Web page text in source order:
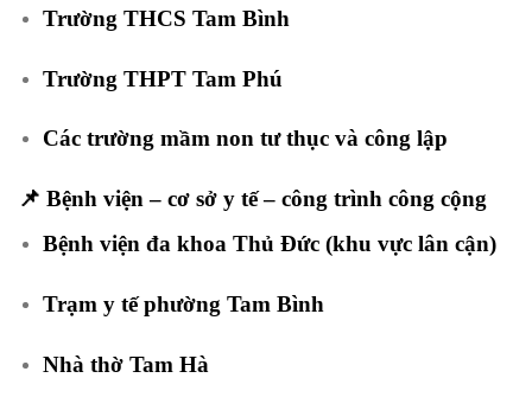
Trường THCS Tam Bình
Trường THPT Tam Phú
Các trường mầm non tư thục và công lập
📌 Bệnh viện – cơ sở y tế – công trình công cộng
Bệnh viện đa khoa Thủ Đức (khu vực lân cận)
Trạm y tế phường Tam Bình
Nhà thờ Tam Hà